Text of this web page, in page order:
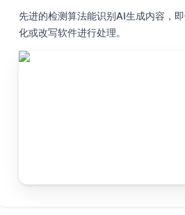
先进的检测算法能识别AI生成内容，
化或改写软件进行处理。